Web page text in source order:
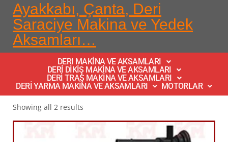
Ayakkabı, Çanta, Deri
Saraciye Makina ve Yedek
Aksamları…
DERI MAKİNA VE AKSAMLARI
DERİ DİKİŞ MAKİNA VE AKSAMLARI
DERİ TRAŞ MAKİNA VE AKSAMLARI
DERİ YARMA MAKİNA VE AKSAMLARI
MOTORLAR
Showing all 2 results